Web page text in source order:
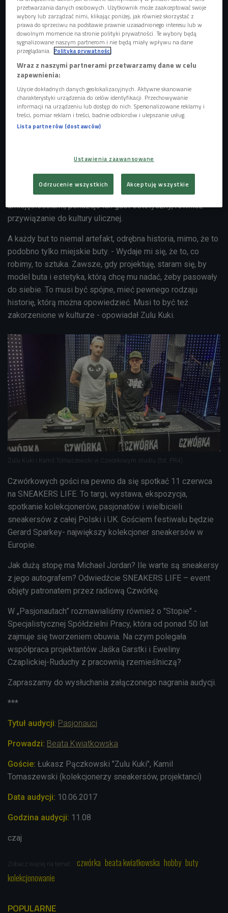
projektanci obuwia sportowego. Ich pasja to - jak mówią -
pewnego rodzaju forma ekspresji, która poza
umiejętnościami, pokazuje ich gust estetyczny, również
przywiązanie do kultury ulicznej.
A każdy but to niemal artefakt, odrębna historia, mimo, że to
podobno tylko miejskie buty. - Wydaje mi się, że to, co
robimy, to sztuka. Zawsze, gdy projektuję, staram się, by
model buta i estetyka, którą chcę mu nadać, żeby pasowały
do siebie. To musi być spójne, mieć pewnego rodzaju
historię, którą można opowiedzieć. Musi to być też
zakorzenione w kulturze - opowiadał Zulu Kuki.
Zulu Kuki i Kamil Tomaszewski w Czwórkowym studiu (fot. PR4)
Czwórkowych gości na pewno da się spotkać 11 czerwca
na SNEAKERS LIFE. To targi, wystawa, ekspozycja,
spotkanie kolekcjonerów, pasjonatów i wielbicieli
sneakersów z całej Polski i UK. Gościem festiwalu będzie
Gerard Sparkey- największy kolekcjoner sneakersów w
Europie.
Jak dużą stopę ma Michael Jordan? Ile warte są sneakersy
z jego autografem? Odwiedźcie SNEAKERS LIFE – event
objęty patronatem przez radiową Czwórkę.
W „Pasjonautach” rozmawialiśmy również o "Stopie" -
Specjalistycznej Spółdzielni Pracy, która od ponad 50 lat
zajmuje się tworzeniem obuwia. Na czym polegała
współpraca projektantów Jaśka Garstki i Eweliny
Czaplickiej-Ruduchy z pracownią rzemieślniczą?
Zapraszamy do wysłuchania załączonego nagrania audycji.
***
Tytuł audycji: Pasjonauci
Prowadzi: Beata Kwiatkowska
Goście: Łukasz Pączkowski "Zulu Kuki", Kamil
Tomaszewski (kolekcjonerzy sneakersów, projektanci)
Data audycji: 10.06.2017
Godzina audycji: 11.08
czaj
Zobacz więcej na temat: czwórka beata kwiatkowska hobby buty
kolekcjonowanie
POPULARNE
przetwarzania danych osobowych. Użytkownik może zaakceptować swoje
wybory lub zarządzać nimi, klikając poniżej, jak również skorzystać z
prawa do sprzeciwu na podstawie prawnie uzasadnionego interesu lub w
dowolnym momencie na stronie polityki prywatności. Te wybory będą
sygnalizowane naszym partnerom i nie będą miały wpływu na dane
przeglądania. Polityka prywatności
Wraz z naszymi partnerami przetwarzamy dane w celu
zapewnienia:
Użycie dokładnych danych geolokalizacyjnych. Aktywne skanowanie
charakterystyki urządzenia do celów identyfikacji. Przechowywanie
informacji na urządzeniu lub dostęp do nich. Spersonalizowane reklamy i
treści, pomiar reklam i treści, badnie odbiorców i ulepszanie usług.
Lista partnerów (dostawców)
Ustawienia zaawansowane
Odrzucenie wszystkich Akceptuję wszystkie